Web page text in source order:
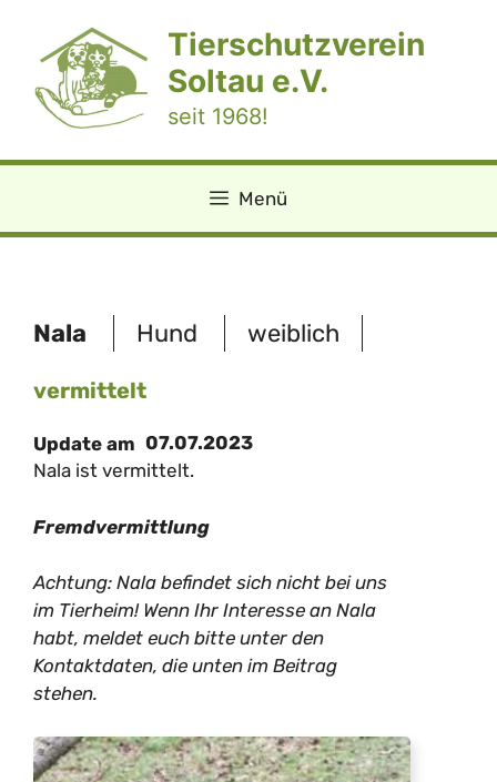
springen
Tierschutzverein
Soltau e.V.
seit 1968!
Menü
Nala Hund weiblich
vermittelt
Update am 07.07.2023
Nala ist vermittelt.
Fremdvermittlung
Achtung: Nala befindet sich nicht bei uns
im Tierheim! Wenn Ihr Interesse an Nala
habt, meldet euch bitte unter den
Kontaktdaten, die unten im Beitrag
stehen.